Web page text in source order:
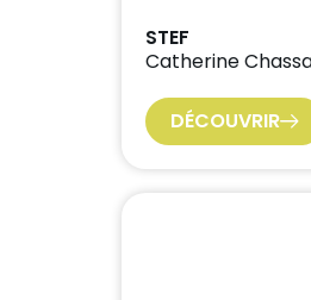
STEF
Catherine
DÉCOUVRIR